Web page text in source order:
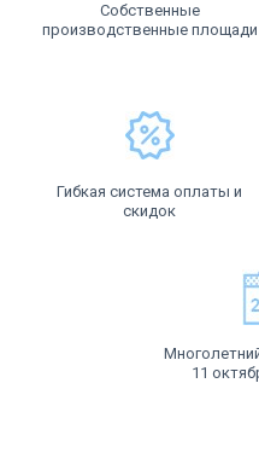
Собственные
производственные площади
Гибкая система оплаты и
скидок
11